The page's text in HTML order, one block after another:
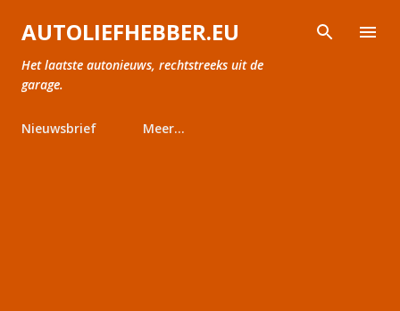
Doorgaan naar hoofdcontent
AUTOLIEFHEBBER.EU
Het laatste autonieuws, rechtstreeks uit de
garage.
Nieuwsbrief Meer…